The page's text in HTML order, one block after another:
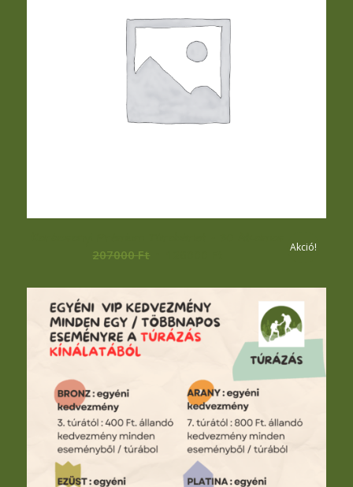
207000Ft
was:
207000 Ft.
is:
126000 Ft.
Akció!